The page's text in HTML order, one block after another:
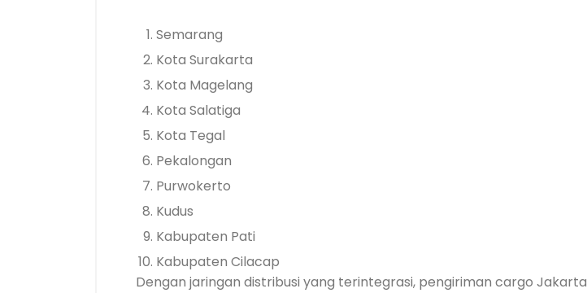
Semarang
Kota Surakarta
Kota Magelang
Kota Salatiga
Kota Tegal
Pekalongan
Purwokerto
Kudus
Kabupaten Pati
Kabupaten Cilacap
Dengan jaringan distribusi yang terintegrasi, pengiriman cargo Jakarta